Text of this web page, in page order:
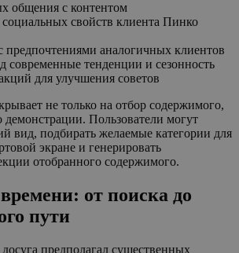
общения с контентом
социальных свойств клиента Пинко
предпочтениями аналогичных клиентов
современные тенденции и сезонность
для улучшения советов
не только на отбор содержимого,
Пользователи могут
вид, подбирать желаемые категории для
экране и генерировать
отобранного содержимого.
от поиска до
пути
предполагал существенных